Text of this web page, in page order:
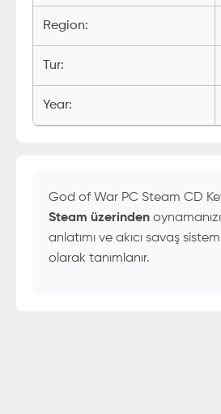
Region:
Tur:
Year:
God of War PC Steam CD
Steam üzerinden
anlatımı ve akıcı savaş
olarak tanımlanır.